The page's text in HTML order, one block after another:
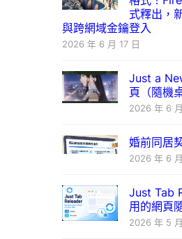
式釋出，
與跨網域金鑰登入
2026 年 6 月 17 日
Just a
頁（隨機
2026 年 6
婚前同居
2026 年 6
Just Tab
用的網頁
2026 年 5